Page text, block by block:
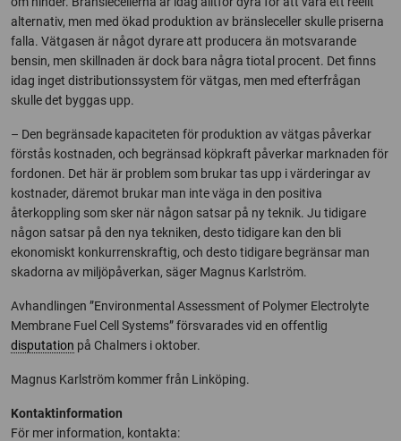
alternativ, men med ökad produktion av bränsleceller skulle priserna
falla. Vätgasen är något dyrare att producera än motsvarande
bensin, men skillnaden är dock bara några tiotal procent. Det finns
idag inget distributionssystem för vätgas, men med efterfrågan
skulle det byggas upp.
– Den begränsade kapaciteten för produktion av vätgas påverkar
förstås kostnaden, och begränsad köpkraft påverkar marknaden för
fordonen. Det här är problem som brukar tas upp i värderingar av
kostnader, däremot brukar man inte väga in den positiva
återkoppling som sker när någon satsar på ny teknik. Ju tidigare
någon satsar på den nya tekniken, desto tidigare kan den bli
ekonomiskt konkurrenskraftig, och desto tidigare begränsar man
skadorna av miljöpåverkan, säger Magnus Karlström.
Avhandlingen ”Environmental Assessment of Polymer Electrolyte
Membrane Fuel Cell Systems” försvarades vid en offentlig
disputation på Chalmers i oktober.
Magnus Karlström kommer från Linköping.
Kontaktinformation
För mer information, kontakta: